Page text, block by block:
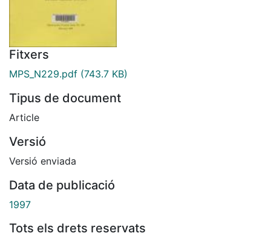
Fitxers
MPS_N229.pdf (743.7 KB)
Tipus de document
Article
Versió
Versió enviada
Data de publicació
1997
Tots els drets reservats